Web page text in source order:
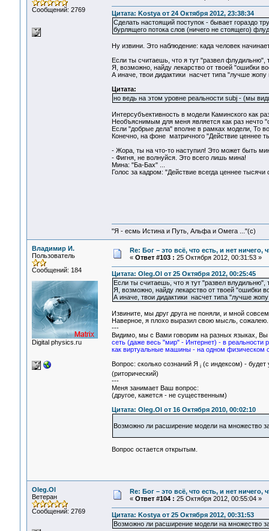
Сообщений: 2769
Цитата: Kostya от 24 Октября 2012, 23:38:34
Сделать настоящий поступок - бывает гораздо
бурлящего потока слов (ничего не стоящего)
Ну извини. Это наблюдение: када человек
Если ты считаешь, что я тут "развел флудильню",
Я, возможно, найду лекарство от твоей "ошибки
А иначе, твои дидактики насчет типа "лучше
Цитата:
но ведь на этом уровне реальности subj - (мы
Интерсубъективность в модели Каминского как
Необъяснимым для меня является как раз нечто
Если "добрые дела" вполне в рамках модели, То
Конечно, на фоне матричного "Действие ценнее
- Жора, ты на что-то наступил! Это может быть
- Фигня, не волнуйся. Это всего лишь мина!
Мина: "Ба-Бах" ...
Голос за кадром: "Действие всегда ценнее
"Я - есмь Истина и Путь, Альфа и Омега ..."(с)
Владимир И.
Пользователь
Сообщений: 184
Digital physics.ru
Re: Бог – это всё, что есть, и нет
« Ответ #103 : 25 Октября 2012, 00:31:53 »
Цитата: Oleg.Ol от 25 Октября 2012, 00:25:45
Если ты считаешь, что я тут "развел влудильню",
Я, возможно, найду лекарство от твоей "ошибки
А иначе, твои дидактики насчет типа "лучше
Извините, мы друг друга не поняли, и мной
Наверное, я плохо выразил свою мысль, сожалею.
---
Видимо, мы с Вами говорим на разных языках, Вы
сеть (даже весь "мир" - Интернет) - в реальности
как виртуальные машины - на одном физическом
Вопрос: сколько сознаний Я i(с индексом) - будет
(риторический)
---
Меня занимает Ваш вопрос:
(другое, кажется - не существенным)
Цитата: Oleg.Ol от 16 Октября 2010, 00:02:10
Возможно ли расширение модели на множество
Вопрос остается открытым.
Oleg.Ol
Ветеран
Сообщений: 2769
Re: Бог – это всё, что есть, и нет
« Ответ #104 : 25 Октября 2012, 00:55:04 »
Цитата: Kostya от 25 Октября 2012, 00:31:53
Возможно ли расширение модели на множество